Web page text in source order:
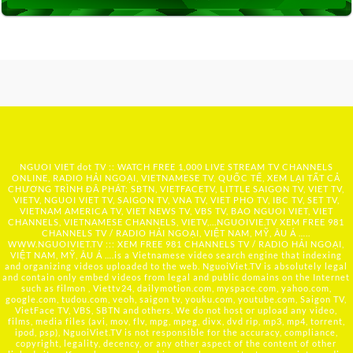
NGUOI VIET dot TV :: WATCH FREE 1,000 LIVE STREAM TV CHANNELS
ONLINE, RADIO HẢI NGOẠI, VIETNAMESE TV, QUỐC TẾ, XEM LẠI TẤT CẢ
CHƯƠNG TRÌNH ĐÃ PHÁT: SBTN, VIETFACETV, LITTLE SAIGON TV, VIET TV,
VIETV, NGUOI VIET TV, SAIGON TV, VNA TV, VIET PHO TV, IBC TV, SET TV,
VIETNAM AMERICA TV, VIET NEWS TV, VBS TV, BAO NGUOI VIET, VIET
CHANNELS, VIETNAMESE CHANNELS, VIETV,... NGUOIVIE.TV XEM FREE 981
CHANNELS TV / RADIO HẢI NGOẠI, VIỆT NAM, MỸ, ÂU Á …..
WWW.NGUOIVIET.TV ::: XEM FREE 981 CHANNELS TV / RADIO HẢI NGOẠI,
VIỆT NAM, MỸ, ÂU Á ….is a Vietnamese video search engine that indexing
and organizing videos uploaded to the web. NguoiViet.TV is absolutely legal
and contain only embed videos from legal and public domains on the Internet
such as filmon , Viettv24, dailymotion.com, myspace.com, yahoo.com,
google.com, tudou.com, veoh, saigon tv, youku.com, youtube.com, Saigon TV,
VietFace TV, VBS, SBTN and others. We do not host or upload any video,
films, media files (avi, mov, flv, mpg, mpeg, divx, dvd rip, mp3, mp4, torrent,
ipod, psp), NguoiViet.TV is not responsible for the accuracy, compliance,
copyright, legality, decency, or any other aspect of the content of other